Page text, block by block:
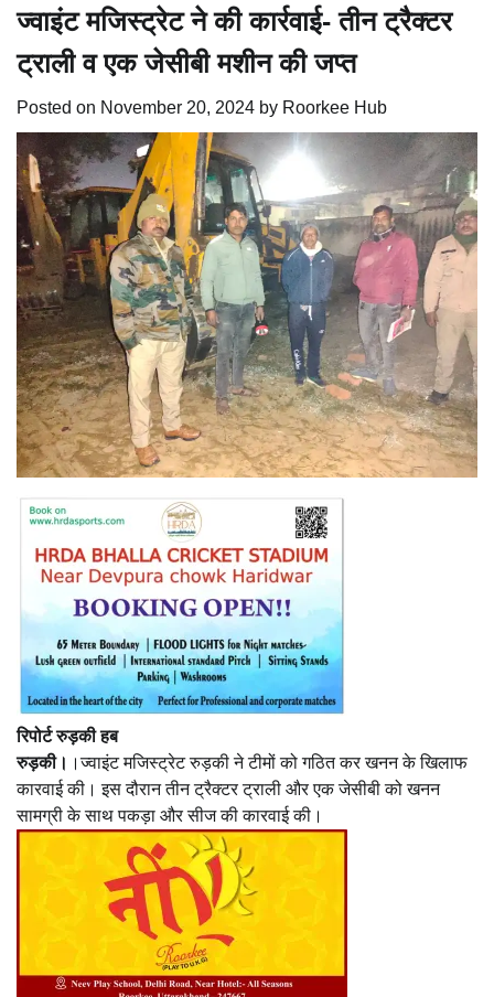
ज्वाइंट मजिस्ट्रेट ने की कार्रवाई- तीन ट्रैक्टर
ट्राली व एक जेसीबी मशीन की जप्त
Posted on November 20, 2024 by Roorkee Hub
रिपोर्ट रुड़की हब
रुड़की। ।ज्वाइंट मजिस्ट्रेट रुड़की ने टीमों को गठित कर खनन के खिलाफ
कारवाई की। इस दौरान तीन ट्रैक्टर ट्राली और एक जेसीबी को खनन
सामग्री के साथ पकड़ा और सीज की कारवाई की।